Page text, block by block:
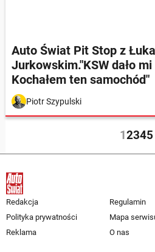
Auto Świat Pit Stop z
Jurkowskim."KSW dało
Kochałem ten samochód"
Piotr Szypulski
12345
Redakcja
Regulamin
Polityka prywatności
Mapa
Reklama
O nas